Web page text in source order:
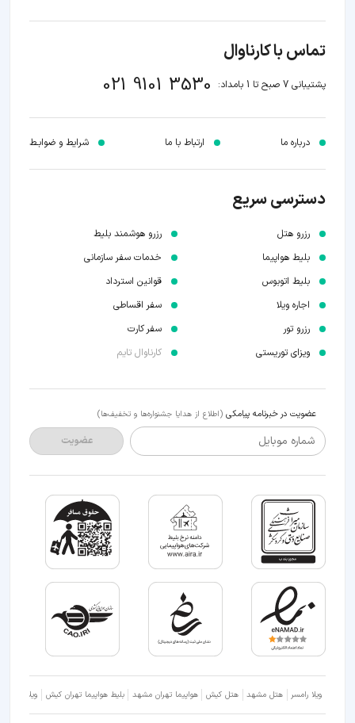
تماس با کارناوال
پشتیبانی 7 صبح تا 1 بامداد: 021 9101 3530
درباره ما ارتباط با ما شرایط و ضوابـط
دسترسی سریع
رزرو هتل
بلیط هواپیما
بلیط اتوبوس
اجاره ویلا
رزرو تور
ویزای توریستی
رزرو هوشمند بلیط
خدمات سفر سازمانی
قوانین استرداد
سفر اقساطی
سفر کارت
کارناوال تایم
عضویت در خبرنامه پیامکی (اطلاع از هدایا جشنواره‌ها و تخفیف‌ها)
شماره موبایل عضویت
ویلا رامسر هتل مشهد هتل کیش هواپیما تهران مشهد بلیط هواپیما تهران کیش ویلا شمال